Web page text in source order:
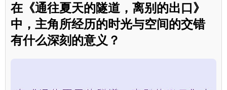
在《通往夏天的隧道，离别的出口》
中，主角所经历的时光与空间的交错
有什么深刻的意义？